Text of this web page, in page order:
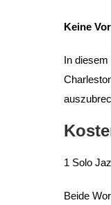
Keine
In
1 Solo
Beide